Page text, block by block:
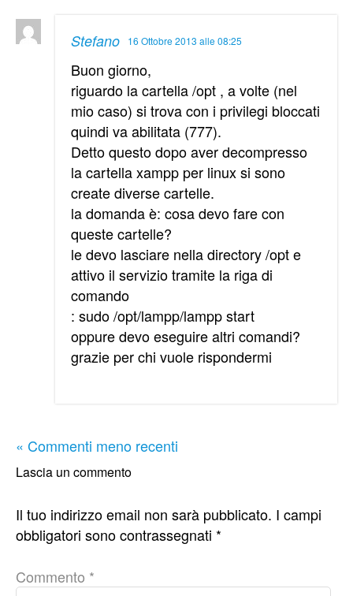
Stefano 16 Ottobre 2013 alle 08:25
Buon giorno,
riguardo la cartella /opt , a volte (nel
mio caso) si trova con i privilegi bloccati
quindi va abilitata (777).
Detto questo dopo aver decompresso
la cartella xampp per linux si sono
create diverse cartelle.
la domanda è: cosa devo fare con
queste cartelle?
le devo lasciare nella directory /opt e
attivo il servizio tramite la riga di
comando
: sudo /opt/lampp/lampp start
oppure devo eseguire altri comandi?
grazie per chi vuole rispondermi
« Commenti meno recenti
Lascia un commento
Il tuo indirizzo email non sarà pubblicato. I campi
obbligatori sono contrassegnati *
Commento *